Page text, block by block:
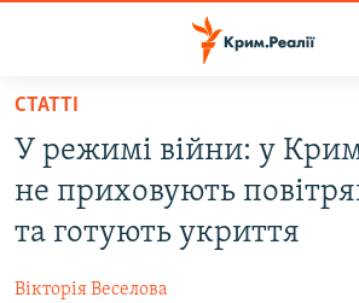
Перейти
основного
матеріалу
Перейти
до
основної
ВОДА.КРИМ
ВІДЕО ТА ФОТО
СТАТТІ
У режимі війни: у
не приховують
та готують укриття
Вікторія Веселова